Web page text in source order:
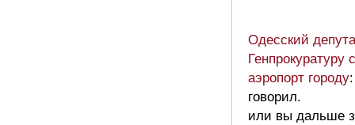
Одесский
Генпрокуратуру
аэропорт городу
говорил.
или вы дальше